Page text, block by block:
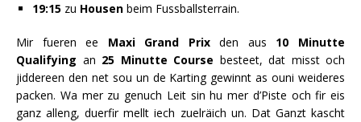
19:15 zu Housen beim Fussballsterrain.
Mir fueren ee Maxi Grand Prixden aus 10 Minutte
Qualifying an 25 Minutte Course besteet, dat misst och
jiddereen den net sou un de Karting gewinnt as ouni weideres
packen. Wa mer zu genuch Leit sin hu mer d’Piste och fir eis
ganz alleng, duerfir mellt iech zuelräich un. Dat Ganzt kascht